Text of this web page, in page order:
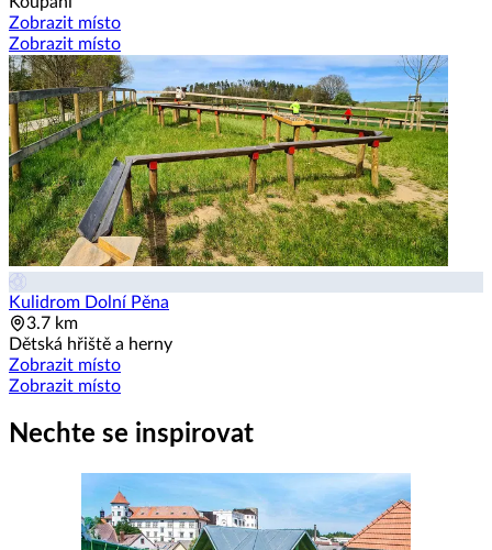
Zobrazit místo
Zobrazit místo
Kulidrom Dolní Pěna
3.7 km
Dětská hřiště a herny
Zobrazit místo
Zobrazit místo
Nechte se inspirovat